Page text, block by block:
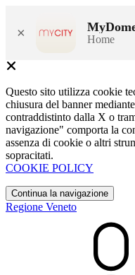
× Home
Questo sito utilizza cookie
chiusura del banner
contraddistinto dalla X o
navigazione" comporta la
assenza di cookie o altri
sopracitati.
COOKIE POLICY
Continua la navigazione
Regione Veneto